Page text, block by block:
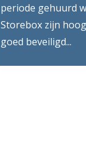
periode gehuurd
Storebox zijn
goed beveiligd...